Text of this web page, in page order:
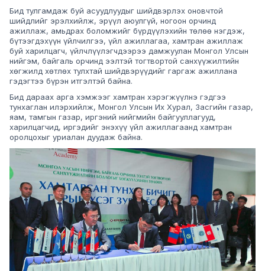
Бид тулгамдаж буй асуудлуудыг шийдвэрлэх оновчтой
шийдлийг эрэлхийлж, эрүүл аюулгүй, ногоон орчинд
ажиллаж, амьдрах боломжийг бүрдүүлэхийн төлөө нэгдэж,
бүтээгдэхүүн үйлчилгээ, үйл ажиллагаа, хамтран ажиллаж
буй харилцагч, үйлчлүүлэгчдээрээ дамжуулан Монгол Улсын
нийгэм, байгаль орчинд ээлтэй тогтвортой санхүүжилтийн
хөгжилд хөтлөх тулхтай шийдвэрүүдийг гаргаж ажиллана
гэдэгтээ бүрэн итгэлтэй байна.
Бид дараах арга хэмжээг хамтран хэрэгжүүлнэ гэдгээ
тунхаглан илэрхийлж, Монгол Улсын Их Хурал, Засгийн газар,
яам, тамгын газар, иргэний нийгмийн байгууллагууд,
харилцагчид, иргэдийг энэхүү үйл ажиллагаанд хамтран
оролцохыг уриалан дуудаж байна.